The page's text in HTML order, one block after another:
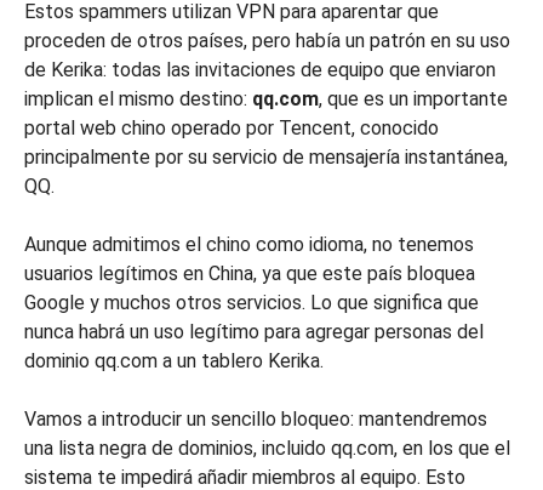
Estos spammers utilizan VPN para aparentar que
proceden de otros países, pero había un patrón en su uso
de Kerika: todas las invitaciones de equipo que enviaron
implican el mismo destino: qq.com, que es un importante
portal web chino operado por Tencent, conocido
principalmente por su servicio de mensajería instantánea,
QQ.
Aunque admitimos el chino como idioma, no tenemos
usuarios legítimos en China, ya que este país bloquea
Google y muchos otros servicios. Lo que significa que
nunca habrá un uso legítimo para agregar personas del
dominio qq.com a un tablero Kerika.
Vamos a introducir un sencillo bloqueo: mantendremos
una lista negra de dominios, incluido qq.com, en los que el
sistema te impedirá añadir miembros al equipo. Esto